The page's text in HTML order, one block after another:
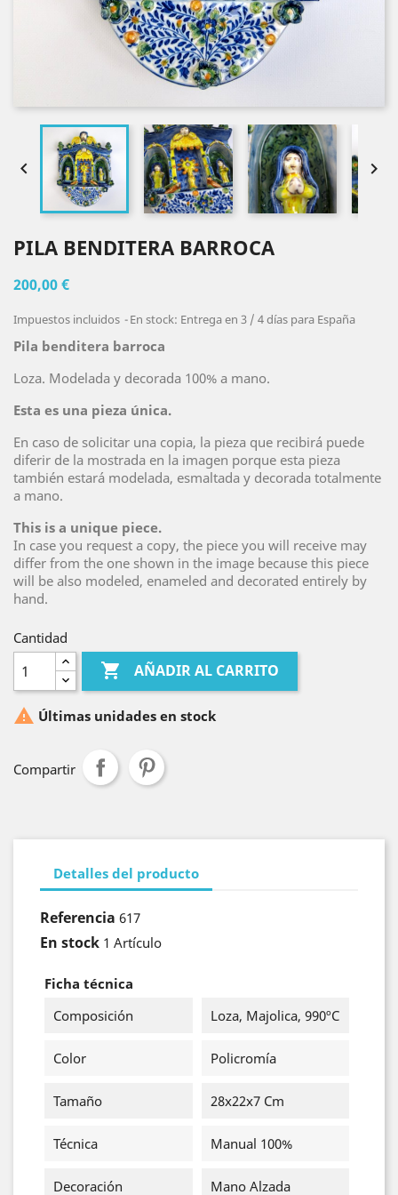
 
PILA BENDITERA BARROCA
200,00 €
Impuestos incluidos En stock: Entrega en 3 / 4 días para España
Pila benditera barroca
Loza. Modelada y decorada 100% a mano.
Esta es una pieza única.
En caso de solicitar una copia, la pieza que recibirá puede
diferir de la mostrada en la imagen porque esta pieza
también estará modelada, esmaltada y decorada totalmente
a mano.
This is a unique piece.
In case you request a copy, the piece you will receive may
differ from the one shown in the image because this piece
will be also modeled, enameled and decorated entirely by
hand.
Cantidad
 AÑADIR AL CARRITO
 Últimas unidades en stock
Compartir
Detalles del producto
Referencia 617
En stock 1 Artículo
Ficha técnica
Composición
Loza, Majolica, 990ºC
Color Policromía
Tamaño 28x22x7 Cm
Técnica Manual 100%
Decoración Mano Alzada